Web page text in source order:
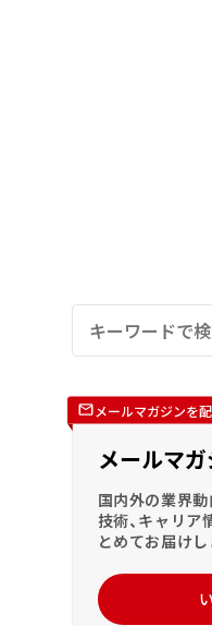
メールマガジンを
メールマ
国内外の業界
技術、キャリア
とめてお届けし